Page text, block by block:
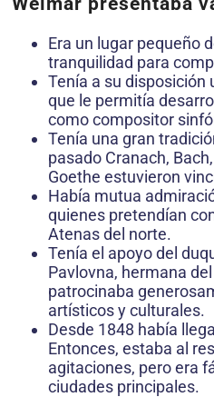
Era un lugar pequeño
tranquilidad para
Tenía a su disposición
que le permitía
como compositor
Tenía una gran
pasado Cranach,
Goethe estuvieron
Había mutua
quienes pretendían
Atenas del norte.
Tenía el apoyo del
Pavlovna, hermana
patrocinaba
artísticos y culturales.
Desde 1848 había
Entonces, estaba al
agitaciones, pero era
ciudades principales.